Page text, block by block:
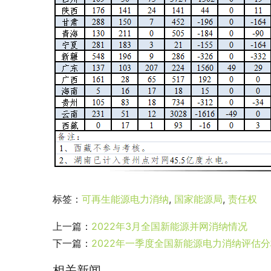
标签： 可再生能源电力消纳, 国家能源局, 责任权
上一篇： 2022年3月全国新能源并网消纳情况
下一篇： 2022年一季度全国新能源电力消纳评估